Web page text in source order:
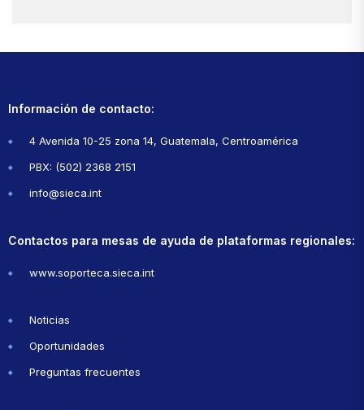
Información de contacto:
4 Avenida 10-25 zona 14, Guatemala, Centroamérica
PBX: (502) 2368 2151
info@sieca.int
Contactos para mesas de ayuda de plataformas regionales:
www.soporteca.sieca.int
Noticias
Oportunidades
Preguntas frecuentes